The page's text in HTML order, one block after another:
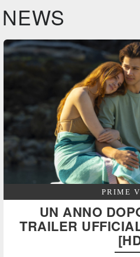
NEWS
PRIME
UN ANNO
TRAILER